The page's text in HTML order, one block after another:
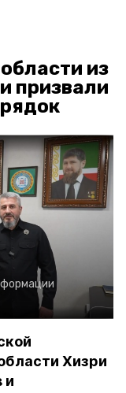
из
призвали
Хизри
и